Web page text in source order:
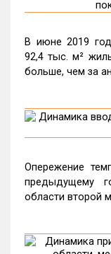
В июне 2019
92,4 тыс. м²
больше, чем за
Опережение
предыдущему
области второй